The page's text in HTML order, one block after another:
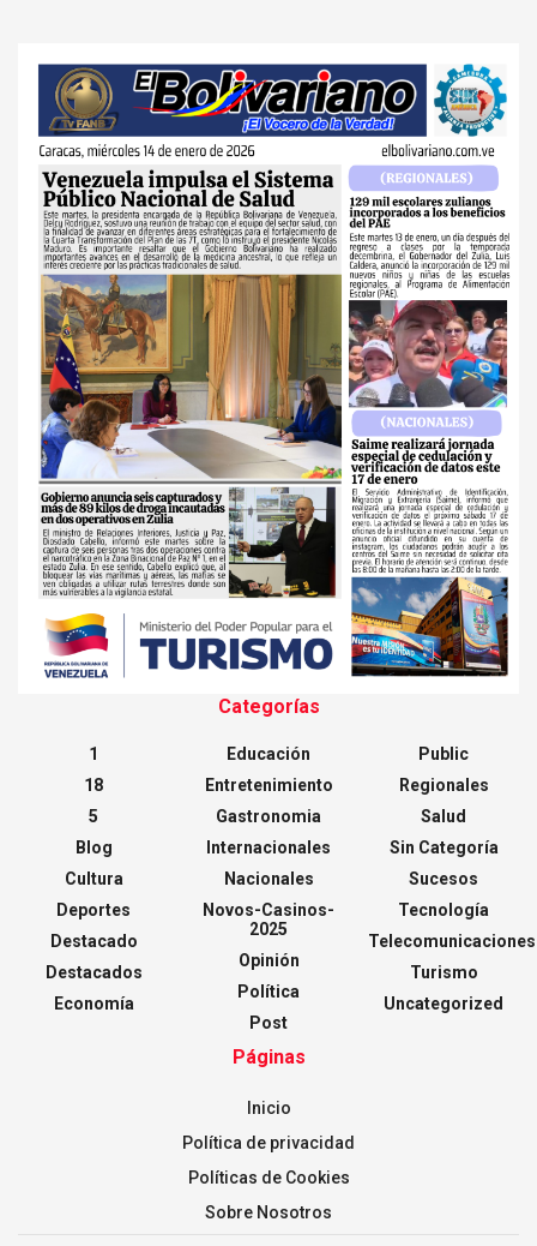
Categorías
1
18
5
Blog
Cultura
Deportes
Destacado
Destacados
Economía
Educación
Entretenimiento
Gastronomia
Internacionales
Nacionales
Novos-Casinos-
2025
Opinión
Política
Post
Public
Regionales
Salud
Sin Categoría
Sucesos
Tecnología
Telecomunicaciones
Turismo
Uncategorized
Páginas
Inicio
Política de privacidad
Políticas de Cookies
Sobre Nosotros